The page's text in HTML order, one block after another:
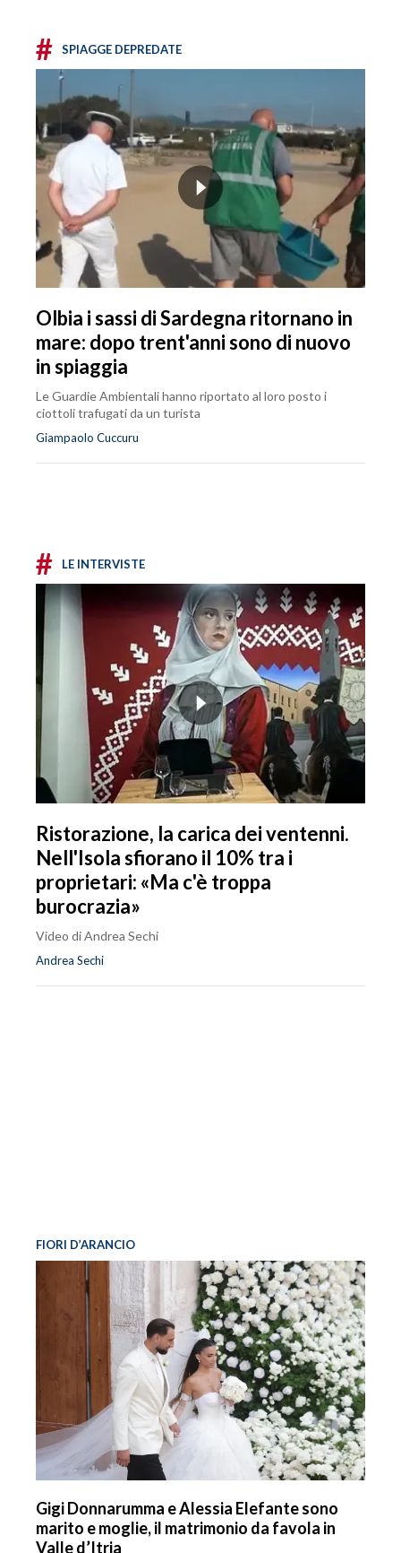
# SPIAGGE DEPREDATE
Olbia i sassi di Sardegna ritornano in
mare: dopo trent'anni sono di nuovo
in spiaggia
Le Guardie Ambientali hanno riportato al loro posto i
ciottoli trafugati da un turista
Giampaolo Cuccuru
# LE INTERVISTE
Ristorazione, la carica dei ventenni.
Nell'Isola sfiorano il 10% tra i
proprietari: «Ma c'è troppa
burocrazia»
Video di Andrea Sechi
Andrea Sechi
FIORI D’ARANCIO
Gigi Donnarumma e Alessia Elefante sono
marito e moglie, il matrimonio da favola in
Valle d’Itria